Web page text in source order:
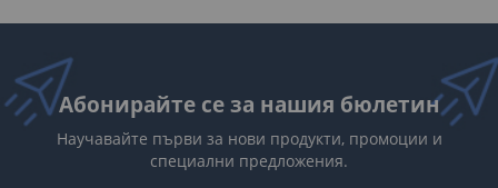
Абонирайте се за нашия бюлетин
Научавайте първи за нови продукти, промоции и
специални предложения.